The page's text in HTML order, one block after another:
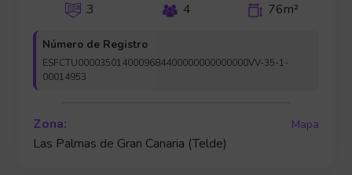
3 4 76m²
Número de Registro
ESFCTU0000350140009684400000000000000VV-35-1-
00014953
Zona: Mapa
Las Palmas de Gran Canaria (Telde)